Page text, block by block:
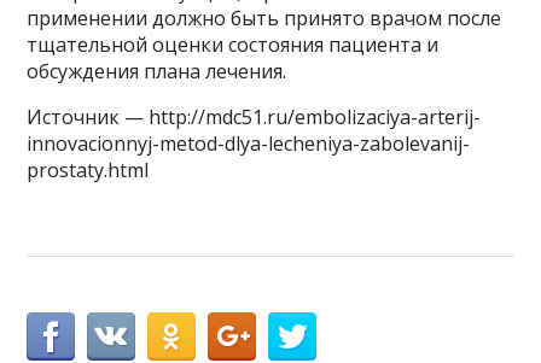
применении должно быть принято врачом после
тщательной оценки состояния пациента и
обсуждения плана лечения.
Источник — http://mdc51.ru/embolizaciya-arterij-
innovacionnyj-metod-dlya-lecheniya-zabolevanij-
prostaty.html